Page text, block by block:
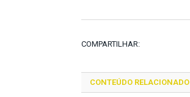
COMPARTILHAR:
CONTEÚDO RELACIONADO